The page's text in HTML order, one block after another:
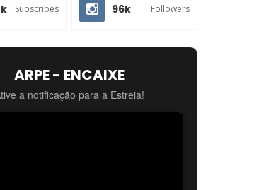
Subscribes 96k Followers
ARPE - ENCAIXE
a notificação para a Estreia!